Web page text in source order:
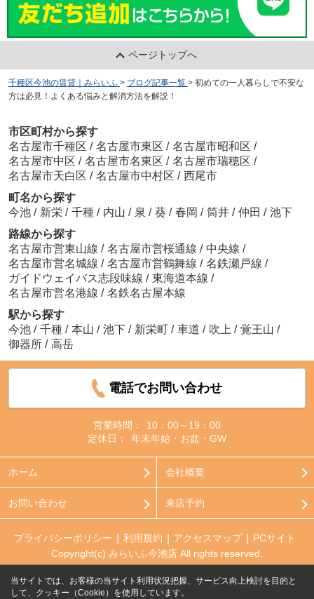
ページトップへ
千種区今池の賃貸｜みらいふ > ブログ記事一覧 > 初めての一人暮らしで不安な
方は必見！よくある悩みと解消方法を解説！
市区町村から探す
名古屋市千種区 / 名古屋市東区 / 名古屋市昭和区 /
名古屋市中区 / 名古屋市名東区 / 名古屋市瑞穂区 /
名古屋市天白区 / 名古屋市中村区 / 西尾市
町名から探す
今池 / 新栄 / 千種 / 内山 / 泉 / 葵 / 春岡 / 筒井 / 仲田 / 池下
路線から探す
名古屋市営東山線 / 名古屋市営桜通線 / 中央線 /
名古屋市営名城線 / 名古屋市営鶴舞線 / 名鉄瀬戸線 /
ガイドウェイバス志段味線 / 東海道本線 /
名古屋市営名港線 / 名鉄名古屋本線
駅から探す
今池 / 千種 / 本山 / 池下 / 新栄町 / 車道 / 吹上 / 覚王山 /
御器所 / 高岳
電話でお問い合わせ
営業時間：
10：00～19：00
定休日：
年末年始・お盆・GW
ホーム 会社概要
お問い合わせ 来店予約
プライバシーポリシー 利用規約 アクセスマップ
PCサイト
Copyright(c) みらいふ今池店 All rights reserved.
当サイトでは、お客様の当サイト利用状況把握、サービス向上検討を目的と
して、クッキー（Cookie）を使用しています。